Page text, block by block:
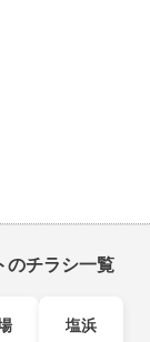
のチラシ一覧
塩浜